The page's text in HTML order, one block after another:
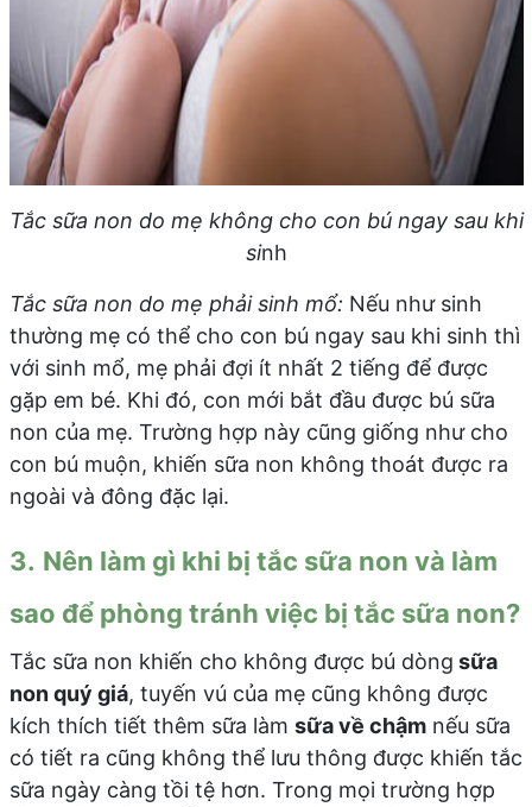
Tắc sữa non do mẹ không cho con bú ngay sau khi
sinh
Tắc sữa non do mẹ phải sinh mổ: Nếu như sinh
thường mẹ có thể cho con bú ngay sau khi sinh thì
với sinh mổ, mẹ phải đợi ít nhất 2 tiếng để được
gặp em bé. Khi đó, con mới bắt đầu được bú sữa
non của mẹ. Trường hợp này cũng giống như cho
con bú muộn, khiến sữa non không thoát được ra
ngoài và đông đặc lại.
3. Nên làm gì khi bị tắc sữa non và làm
sao để phòng tránh việc bị tắc sữa non?
Tắc sữa non khiến cho không được bú dòng sữa
non quý giá, tuyến vú của mẹ cũng không được
kích thích tiết thêm sữa làm sữa về chậmnếu sữa
có tiết ra cũng không thể lưu thông được khiến tắc
sữa ngày càng tồi tệ hơn. Trong mọi trường hợp